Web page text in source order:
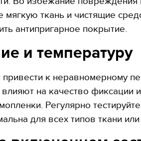
мягкую ткань и чистящие
антипригарное покрытие.
и температуру
к неравномерному
на качество
Регулярно
для всех типов ткани или